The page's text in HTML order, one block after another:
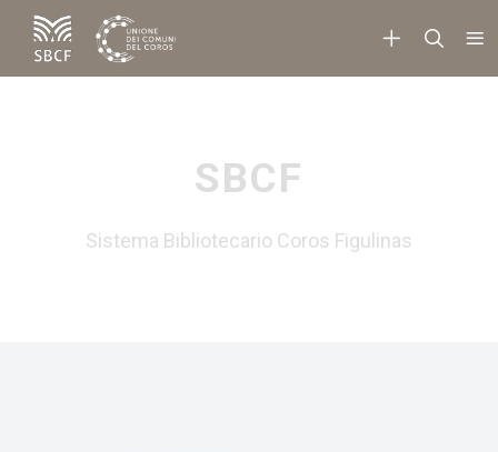
SBCF
Sistema Bibliotecario Coros Figulinas